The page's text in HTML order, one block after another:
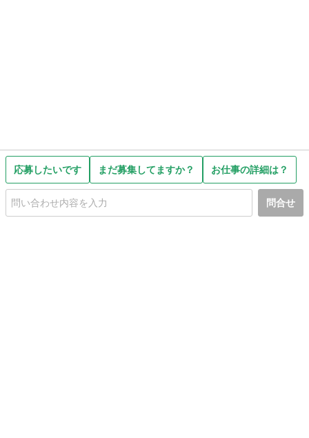
応募したいです まだ募集してますか？ お仕事の詳細は？
問合せ